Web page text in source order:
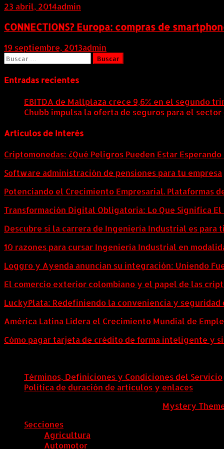
23 abril, 2014admin
CONNECTIONS? Europa: compras de
19 septiembre, 2013admin
Buscar:
Entradas recientes
EBITDA de Mallplaza crece 9,6% en el segundo
Chubb impulsa la oferta de seguros para el
Artículos de Interés
Criptomonedas: ¿Qué Peligros Pueden Estar
Software administración de pensiones para tu empresa
Potenciando el Crecimiento Empresarial. Plataformas
Transformación Digital Obligatoria: Lo Que Significa El
Descubre si la carrera de Ingeniería Industrial es para
10 razones para cursar Ingeniería Industrial en
Loggro y Ayenda anuncian su integración: Uniendo
El comercio exterior colombiano y el papel de las
LuckyPlata: Redefiniendo la conveniencia y
América Latina Lidera el Crecimiento Mundial de
Cómo pagar tarjeta de crédito de forma inteligente y
Términos, Definiciones y Condiciones del Servicio
Política de duración de artículos y enlaces
Mystery
Secciones
Agricultura
Automotor